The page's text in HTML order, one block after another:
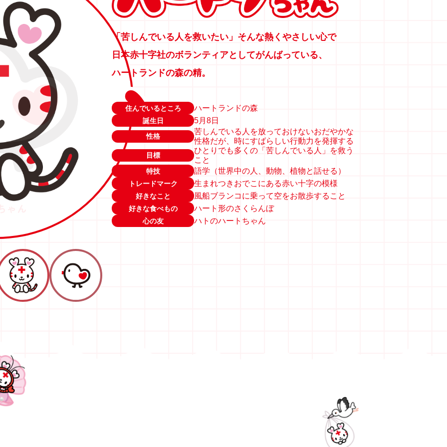
「苦しんでいる人を救いたい」そんな熱くやさしい心で
日本赤十字社のボランティアとしてがんばっている、
ハートランドの森の精。
住んでいるところ ハートランドの森
誕生日 5月8日
性格
苦しんでいる人を放っておけないおだやかな
性格だが、時にすばらしい行動力を発揮する
目標
ひとりでも多くの「苦しんでいる人」を救う
こと
特技 語学（世界中の人、動物、植物と話せる）
トレードマーク 生まれつきおでこにある赤い十字の模様
好きなこと 風船ブランコに乗って空をお散歩すること
好きな食べもの ハート形のさくらんぼ
心の友 ハトのハートちゃん